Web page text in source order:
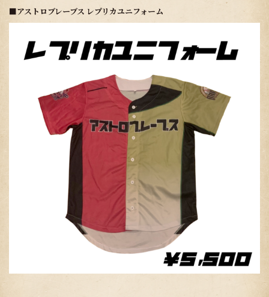
■アストロブレーブス レプリカユニフォーム